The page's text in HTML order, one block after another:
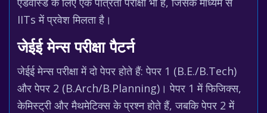
IITs में प्रवेश मिलता है।
जेईई मेन्स परीक्षा पैटर्न
जेईई मेन्स परीक्षा में दो पेपर होते हैं: पेपर 1 (B.E./B.Tech)
और पेपर 2 (B.Arch/B.Planning)। पेपर 1 में फिजिक्स,
केमिस्ट्री और मैथमेटिक्स के प्रश्न होते हैं, जबकि पेपर 2 में